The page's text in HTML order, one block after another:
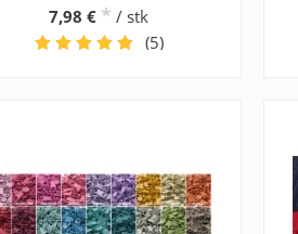
7,98 € * / stk
(5)